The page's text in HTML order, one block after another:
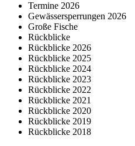
Termine 2026
Gewässersperrungen 2026
Große Fische
Rückblicke
Rückblicke 2026
Rückblicke 2025
Rückblicke 2024
Rückblicke 2023
Rückblicke 2022
Rückblicke 2021
Rückblicke 2020
Rückblicke 2019
Rückblicke 2018